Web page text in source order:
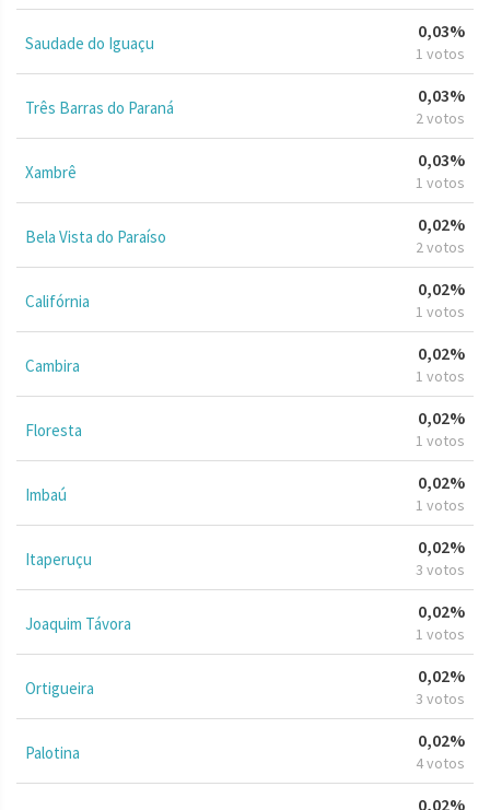
Saudade do Iguaçu
0,03%
1 votos
Três Barras do Paraná
0,03%
2 votos
Xambrê
0,03%
1 votos
Bela Vista do Paraíso
0,02%
2 votos
Califórnia
0,02%
1 votos
Cambira
0,02%
1 votos
Floresta
0,02%
1 votos
Imbaú
0,02%
1 votos
Itaperuçu
0,02%
3 votos
Joaquim Távora
0,02%
1 votos
Ortigueira
0,02%
3 votos
Palotina
0,02%
4 votos
0,02%